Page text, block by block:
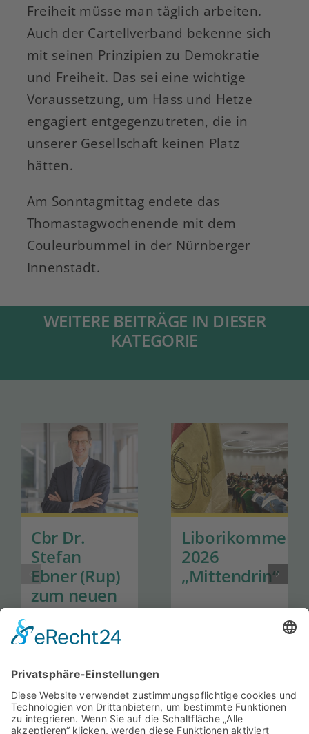
Freiheit müsse man täglich arbeiten.
Auch der Cartellverband bekenne sich
mit seinen Prinzipien zu Demokratie
und Freiheit. Das sei eine wichtige
Voraussetzung, um Hass und Hetze
engagiert entgegenzutreten, die in
unserer Gesellschaft keinen Platz
hätten.
Am Sonntagmittag endete das
Thomastagwochenende mit dem
Couleurbummel in der Nürnberger
Innenstadt.
WEITERE BEITRÄGE IN DIESER
KATEGORIE
Cbr Dr.
Stefan
Ebner (Rup)
zum neuen
Generalsekretär
der Hanns-
Stiftung
ernannt
Liborikommers
2026
„Mittendrin“